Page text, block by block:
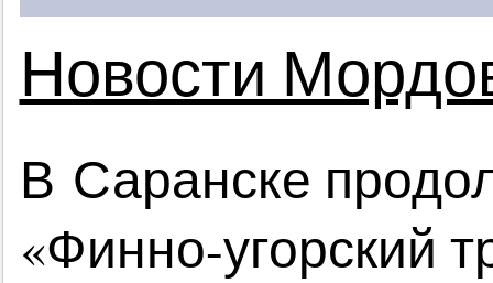
Новости
В Саранске
«Финно-угорский